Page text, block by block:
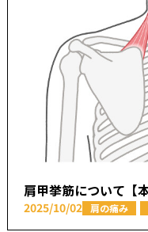
2025/10/02 肩の痛み